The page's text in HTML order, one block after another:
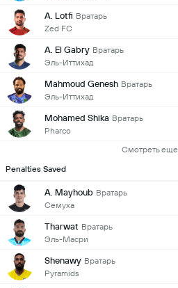
A. Lotfi Вратарь
Zed FC
A. El Gabry Вратарь
Эль-Иттихад
Mahmoud Genesh Вратарь
Эль-Иттихад
Mohamed Shika Вратарь
Pharco
Смотреть еще
Penalties Saved
A. Mayhoub Вратарь
Семуха
Tharwat Вратарь
Эль-Масри
Shenawy Вратарь
Pyramids